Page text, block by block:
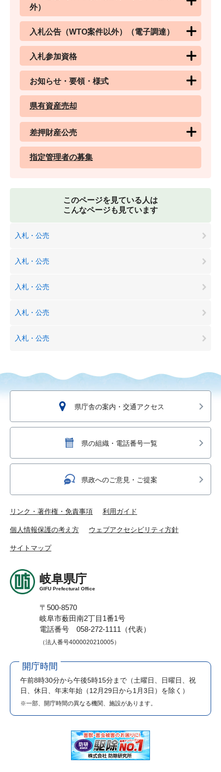
外）
入札公告（WTO案件以外）（電子調達）
入札参加資格
お知らせ・要領・様式
県有資産売却
差押財産公売
指定管理者の募集
このページを見ている人は
こんなページも見ています
入札・公売
入札・公売
入札・公売
入札・公売
入札・公売
県庁舎の案内・交通アクセス
県の組織・電話番号一覧
県政へのご意見・ご提案
リンク・著作権・免責事項 利用ガイド
個人情報保護の考え方 ウェブアクセシビリティ方針
サイトマップ
岐阜県庁
GIFU Prefectural Office
〒500-8570
岐阜市薮田南2丁目1番1号
電話番号 058-272-1111（代表）
（法人番号4000020210005）
開庁時間
午前8時30分から午後5時15分まで （土曜日、日曜日、祝
日、休日、年末年始（12月29日から1月3日）を除く）
※一部、開庁時間の異なる機関、施設があります。